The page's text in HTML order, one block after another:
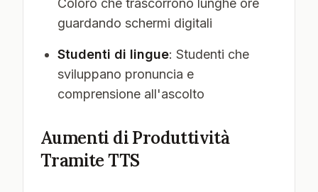
Coloro che trascorrono lunghe ore
guardando schermi digitali
Studenti di lingue: Studenti che
sviluppano pronuncia e
comprensione all'ascolto
Aumenti di Produttività
Tramite TTS